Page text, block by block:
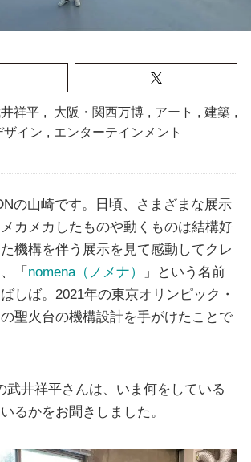
祥平 , 大阪・関西万博 , アート , 建築 ,
ザイン , エンターテインメント
の山崎です。日頃、さまざまな展示
カメカしたものや動くものは結構好
機構を伴う展示を見て感動してクレ
「 nomena（ノメナ）
」という名前
しば。2021年の東京オリンピック・
聖火台の機構設計を手がけたことで
武井祥平さんは、いま何をしている
るかをお聞きしました。